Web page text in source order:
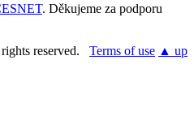
. Děkujeme za podporu
reserved. Terms of use ▲ up